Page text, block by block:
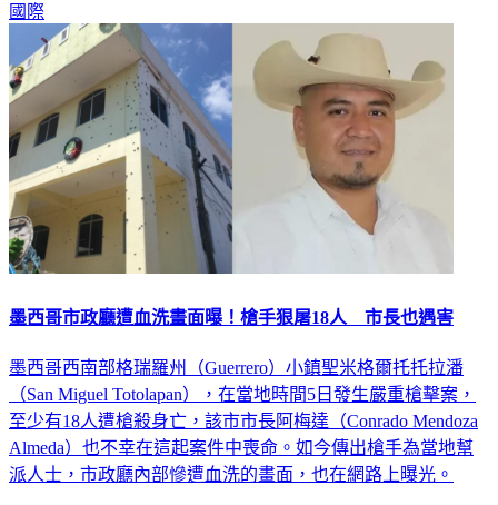
國際
墨西哥市政廳遭血洗畫面曝！槍手狠屠18人 市長也遇害
墨西哥西南部格瑞羅州（Guerrero）小鎮聖米格爾托托拉潘
（San Miguel Totolapan），在當地時間5日發生嚴重槍擊案，
至少有18人遭槍殺身亡，該市市長阿梅達（Conrado Mendoza
Almeda）也不幸在這起案件中喪命。如今傳出槍手為當地幫
派人士，市政廳內部慘遭血洗的畫面，也在網路上曝光。